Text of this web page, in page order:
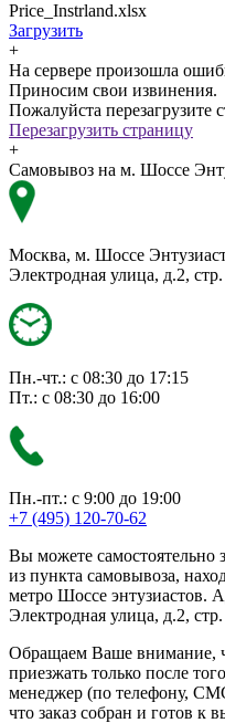
Price_Instrland.xlsx
Загрузить
+
На сервере произошла
Приносим свои извинения.
Пожалуйста перезагрузите
Перезагрузить страницу
+
Самовывоз на м. Шоссе
Москва, м. Шоссе
Электродная улица, д.2,
Пн.-чт.: с 08:30 до 17:15
Пт.: с 08:30 до 16:00
Пн.-пт.: с 9:00 до 19:00
+7 (495) 120-70-62
Вы можете самостоятельно
из пункта самовывоза,
метро Шоссе энтузиастов.
Электродная улица, д.2,
Обращаем Ваше внимание,
приезжать только после
менеджер (по телефону,
что заказ собран и готов к